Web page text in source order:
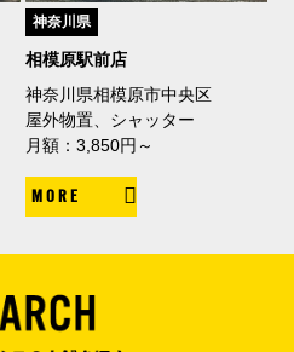
神奈川県
相模原駅前店
神奈川県相模原市中央区
屋外物置、シャッター
月額：3,850円～
MORE